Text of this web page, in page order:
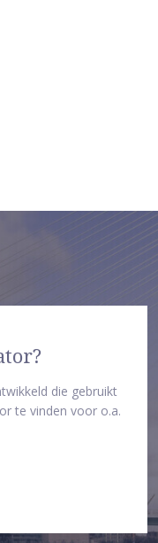
die gebruikt
te vinden voor o.a.